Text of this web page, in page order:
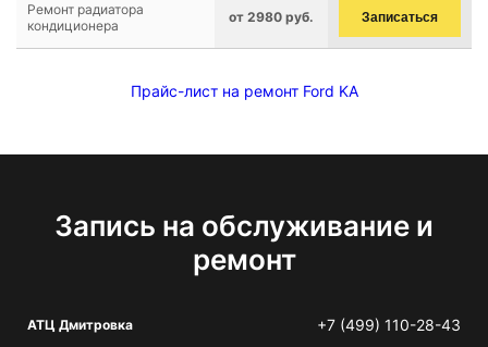
Ремонт радиатора
кондиционера
от 2980 руб. Записаться
Прайс-лист на ремонт Ford KA
Запись на обслуживание и
ремонт
АТЦ Дмитровка +7 (499) 110-28-43